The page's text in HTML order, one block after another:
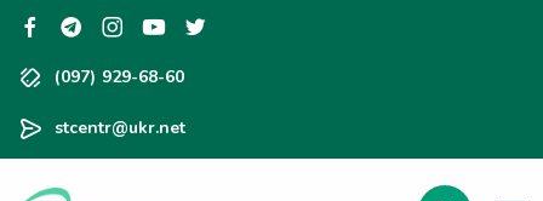
(097) 929-68-60
stcentr@ukr.net